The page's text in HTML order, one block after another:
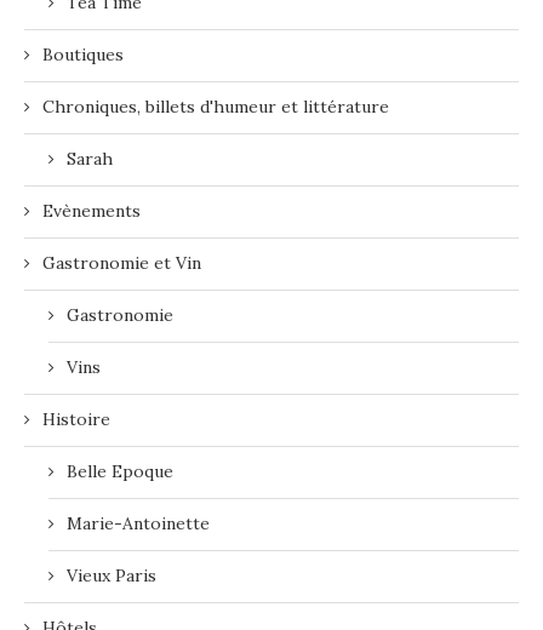
Boutiques
Chroniques, billets d'humeur et littérature
Sarah
Evènements
Gastronomie et Vin
Gastronomie
Vins
Histoire
Belle Epoque
Marie-Antoinette
Vieux Paris